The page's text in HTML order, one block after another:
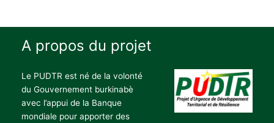
A propos du projet
Le PUDTR est né de la volonté
du Gouvernement burkinabè
avec l’appui de la Banque
mondiale pour apporter des